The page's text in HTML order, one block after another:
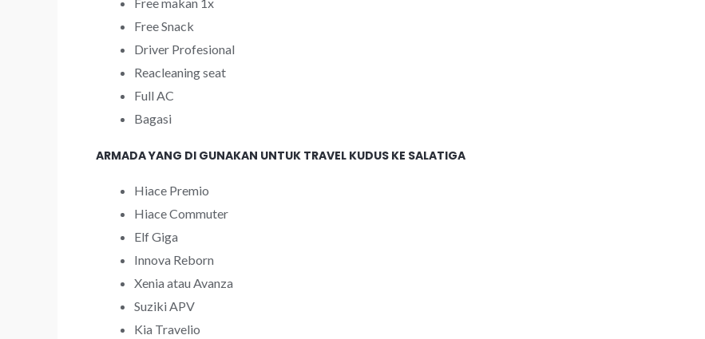
Free Snack
Driver Profesional
Reacleaning seat
Full AC
Bagasi
ARMADA YANG DI GUNAKAN UNTUK TRAVEL KUDUS KE SALATIGA
Hiace Premio
Hiace Commuter
Elf Giga
Innova Reborn
Xenia atau Avanza
Suziki APV
Kia Travelio